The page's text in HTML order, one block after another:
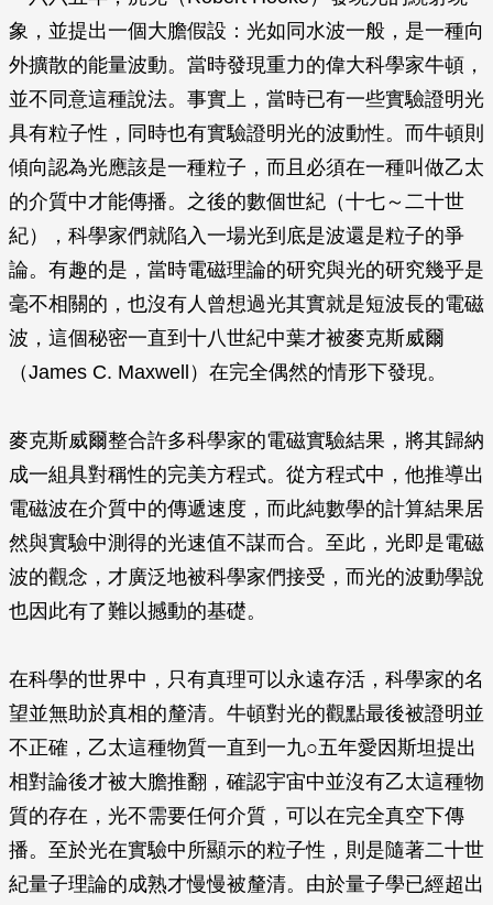
象，並提出一個大膽假設：光如同水波一般，是一種向
外擴散的能量波動。當時發現重力的偉大科學家牛頓，
並不同意這種說法。事實上，當時已有一些實驗證明光
具有粒子性，同時也有實驗證明光的波動性。而牛頓則
傾向認為光應該是一種粒子，而且必須在一種叫做乙太
的介質中才能傳播。之後的數個世紀（十七～二十世
紀），科學家們就陷入一場光到底是波還是粒子的爭
論。有趣的是，當時電磁理論的研究與光的研究幾乎是
毫不相關的，也沒有人曾想過光其實就是短波長的電磁
波，這個秘密一直到十八世紀中葉才被麥克斯威爾
（James C. Maxwell）在完全偶然的情形下發現。
麥克斯威爾整合許多科學家的電磁實驗結果，將其歸納
成一組具對稱性的完美方程式。從方程式中，他推導出
電磁波在介質中的傳遞速度，而此純數學的計算結果居
然與實驗中測得的光速值不謀而合。至此，光即是電磁
波的觀念，才廣泛地被科學家們接受，而光的波動學說
也因此有了難以撼動的基礎。
在科學的世界中，只有真理可以永遠存活，科學家的名
望並無助於真相的釐清。牛頓對光的觀點最後被證明並
不正確，乙太這種物質一直到一九○五年愛因斯坦提出
相對論後才被大膽推翻，確認宇宙中並沒有乙太這種物
質的存在，光不需要任何介質，可以在完全真空下傳
播。至於光在實驗中所顯示的粒子性，則是隨著二十世
紀量子理論的成熟才慢慢被釐清。由於量子學已經超出